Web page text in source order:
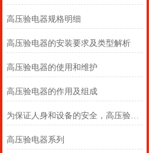
高压验电器规格明细
高压验电器的安装要求及类型解析
高压验电器的使用和维护
高压验电器的作用及组成
为保证人身和设备的安全，高压验电器必须按规定的期限进行预防性试验
高压验电器系列